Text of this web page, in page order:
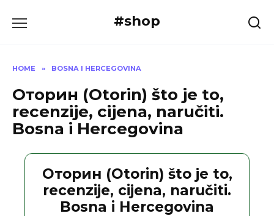
#shop
HOME » BOSNA I HERCEGOVINA
Оторин (Otorin) što je to,
recenzije, cijena, naručiti.
Bosna i Hercegovina
Оторин (Otorin) što je to,
recenzije, cijena, naručiti.
Bosna i Hercegovina